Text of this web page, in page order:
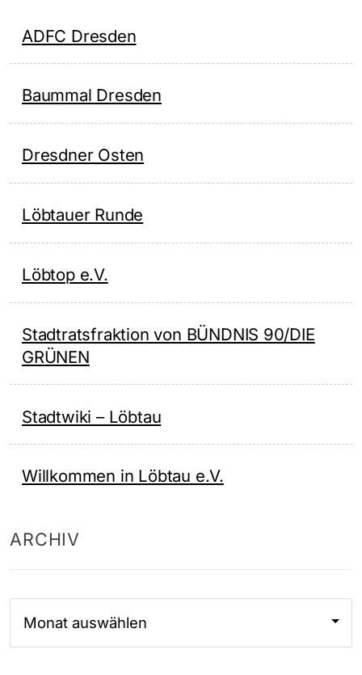
ADFC Dresden
Baummal Dresden
Dresdner Osten
Löbtauer Runde
Löbtop e.V.
Stadtratsfraktion von BÜNDNIS 90/DIE
GRÜNEN
Stadtwiki – Löbtau
Willkommen in Löbtau e.V.
ARCHIV